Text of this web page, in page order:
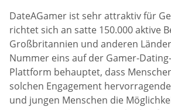
DateAGamer ist sehr attraktiv für
richtet sich an satte 150.000 aktive
Großbritannien und anderen
Nummer eins auf der Gamer-
Plattform behauptet, dass
solchen Engagement
und jungen Menschen die